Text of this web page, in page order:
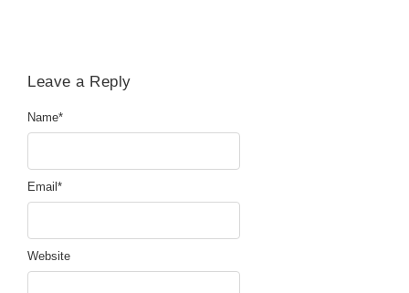
Leave a Reply
Name*
Email *
Website